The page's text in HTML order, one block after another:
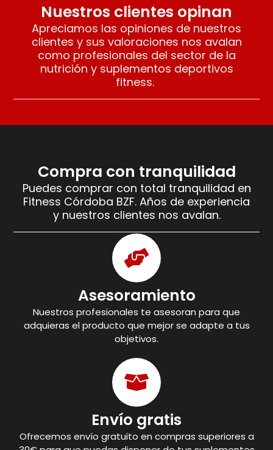
Nuestros clientes opinan
Apreciamos las opiniones de nuestros
clientes y sus valoraciones nos avalan
como profesionales del sector de la
nutrición y suplementos deportivos
fitness.
Compra con tranquilidad
Puedes comprar con total tranquilidad en
Fitness Córdoba BZF. Años de experiencia
y nuestros clientes nos avalan.
Asesoramiento
Nuestros profesionales te asesoran para que
adquieras el producto que mejor se adapte a tus
objetivos.
Envío gratis
Ofrecemos envío gratuito en compras superiores a